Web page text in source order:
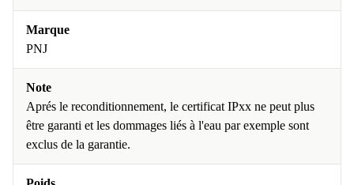
Marque
PNJ
Note
Aprés le reconditionnement, le certificat IPxx ne peut plus
être garanti et les dommages liés à l'eau par exemple sont
exclus de la garantie.